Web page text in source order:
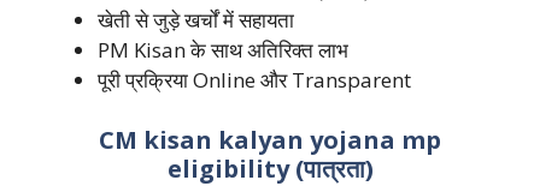
खेती से जुड़े खर्चों में सहायता
PM Kisan के साथ अतिरिक्त लाभ
पूरी प्रक्रिया Online और Transparent
CM kisan kalyan yojana mp
eligibility (पात्रता)